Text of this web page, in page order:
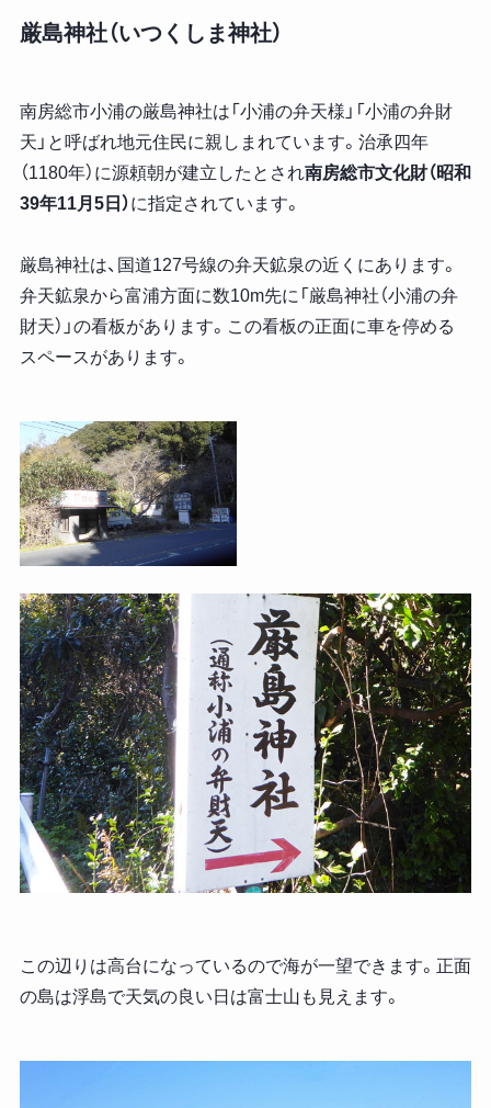
厳島神社（いつくしま神社）
南房総市小浦の厳島神社は「小浦の弁天様」「小浦の弁財
天」と呼ばれ地元住民に親しまれています。治承四年
（1180年）に源頼朝が建立したとされ南房総市文化財（昭和
39年11月5日）に指定されています。
厳島神社は、国道127号線の弁天鉱泉の近くにあります。
弁天鉱泉から富浦方面に数10m先に「厳島神社（小浦の弁
財天）」の看板があります。この看板の正面に車を停める
スペースがあります。
この辺りは高台になっているので海が一望できます。正面
の島は浮島で天気の良い日は富士山も見えます。